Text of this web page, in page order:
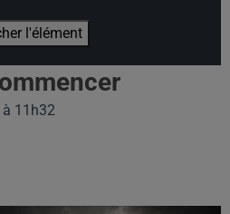
l'élément
à 11h32